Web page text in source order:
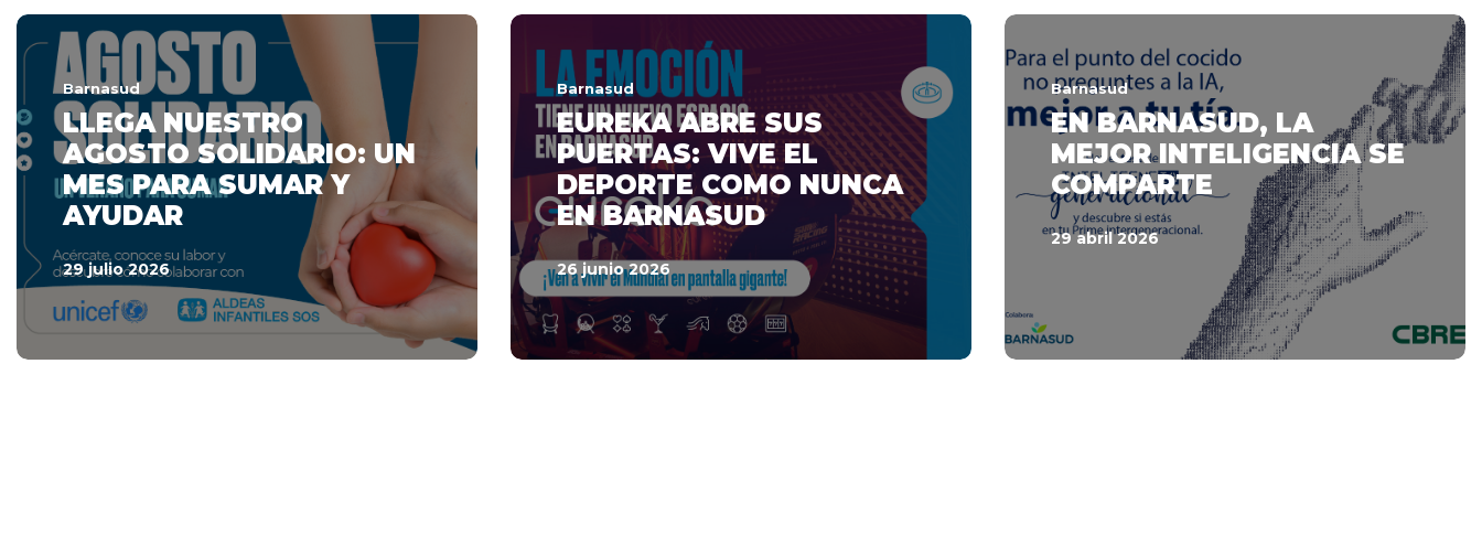
Barnasud
LLEGA NUESTRO
AGOSTO SOLIDARIO: UN
MES PARA SUMAR Y
AYUDAR
29 julio 2026
Barnasud
EUREKA ABRE SUS
PUERTAS: VIVE EL
DEPORTE COMO NUNCA
EN BARNASUD
26 junio 2026
Barnasud
EN BARNASUD, LA
MEJOR INTELIGENCIA SE
COMPARTE
29 abril 2026